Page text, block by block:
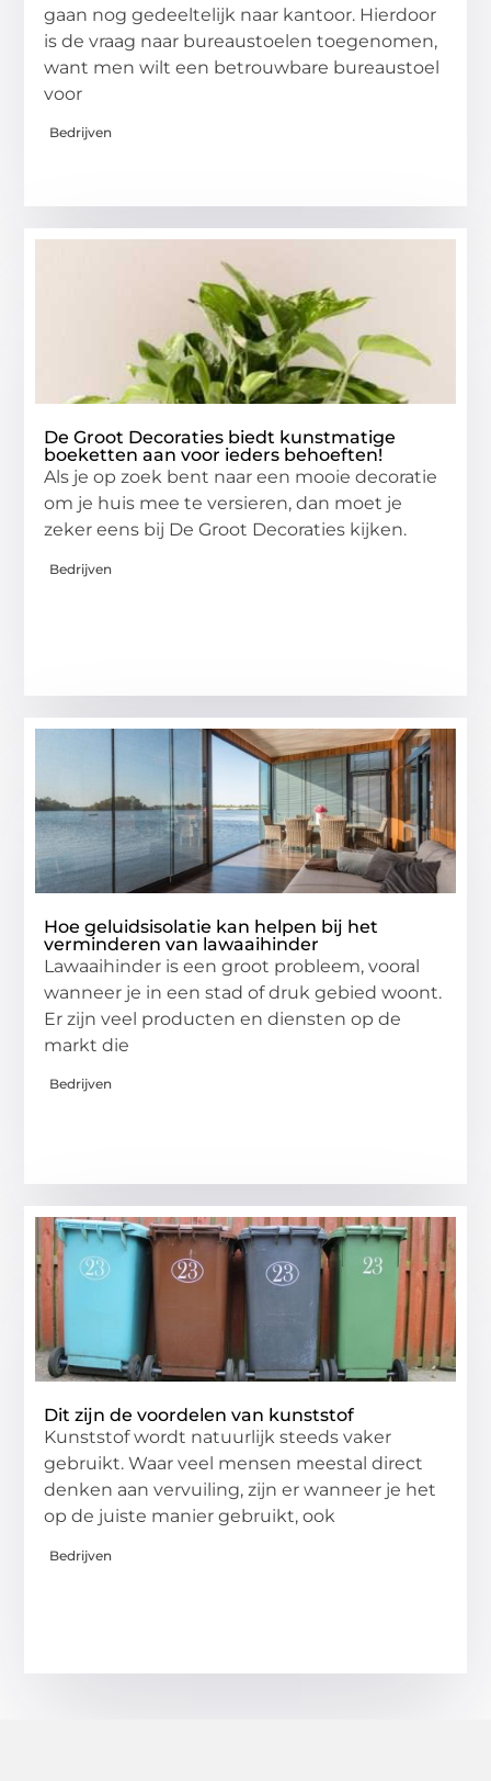
gaan nog gedeeltelijk naar kantoor. Hierdoor
is de vraag naar bureaustoelen toegenomen,
want men wilt een betrouwbare bureaustoel
voor
Bedrijven
De Groot Decoraties biedt kunstmatige
boeketten aan voor ieders behoeften!
Als je op zoek bent naar een mooie decoratie
om je huis mee te versieren, dan moet je
zeker eens bij De Groot Decoraties kijken.
Bedrijven
Hoe geluidsisolatie kan helpen bij het
verminderen van lawaaihinder
Lawaaihinder is een groot probleem, vooral
wanneer je in een stad of druk gebied woont.
Er zijn veel producten en diensten op de
markt die
Bedrijven
Dit zijn de voordelen van kunststof
Kunststof wordt natuurlijk steeds vaker
gebruikt. Waar veel mensen meestal direct
denken aan vervuiling, zijn er wanneer je het
op de juiste manier gebruikt, ook
Bedrijven